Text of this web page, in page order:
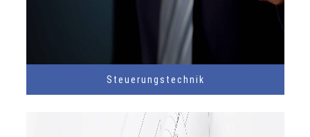
Steuerungstechnik